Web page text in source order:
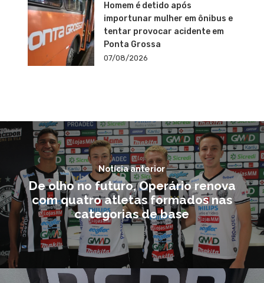
Homem é detido após
importunar mulher em ônibus e
tentar provocar acidente em
Ponta Grossa
07/08/2026
Notícia anterior
De olho no futuro, Operário renova
com quatro atletas formados nas
categorias de base